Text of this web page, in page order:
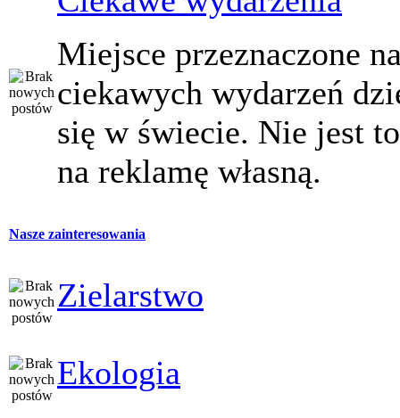
Miejsce przeznaczone
ciekawych wydarzeń
się w świecie. Nie jest
na reklamę własną.
Nasze zainteresowania
Zielarstwo
Ekologia